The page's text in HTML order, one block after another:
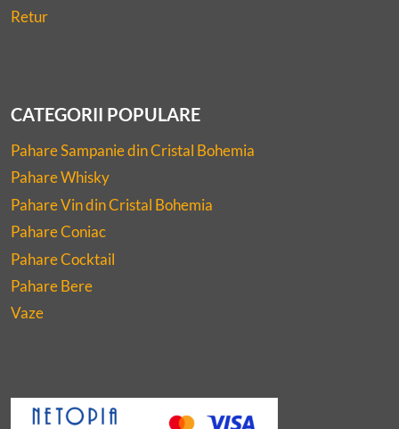
Retur
CATEGORII POPULARE
Pahare Sampanie din Cristal Bohemia
Pahare Whisky
Pahare Vin din Cristal Bohemia
Pahare Coniac
Pahare Cocktail
Pahare Bere
Vaze